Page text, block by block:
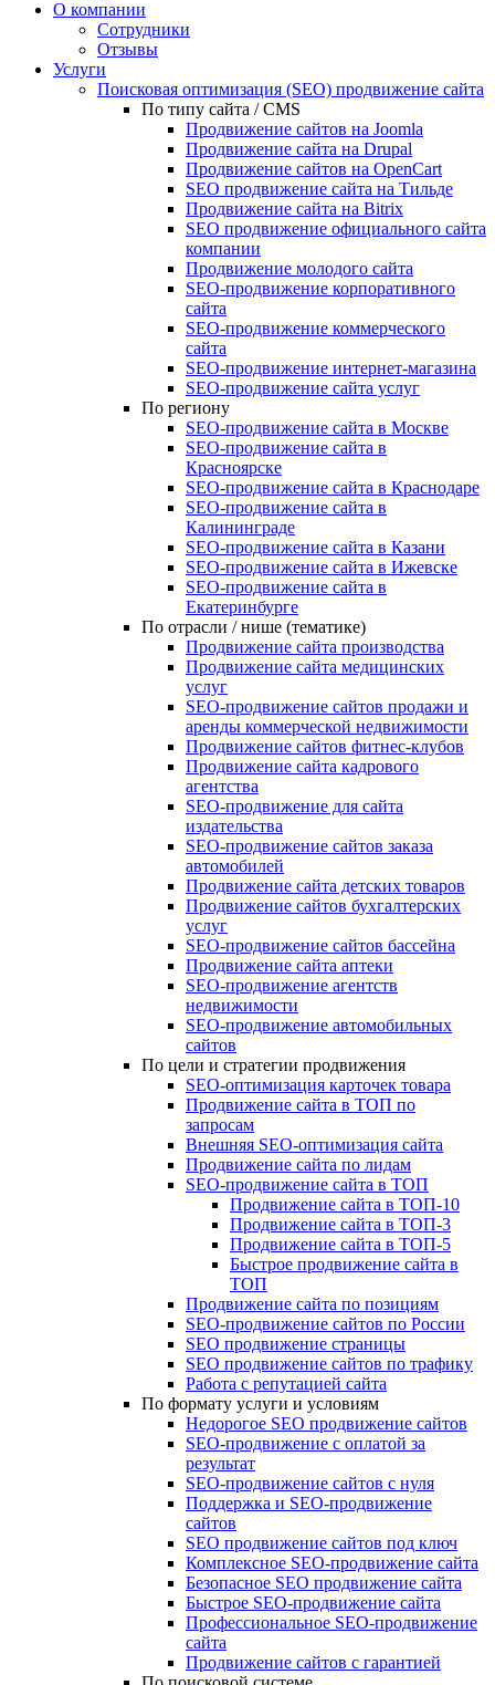
О компании
Сотрудники
Отзывы
Услуги
Поисковая оптимизация (SEO) продвижение сайта
По типу сайта / CMS
Продвижение сайтов на Joomla
Продвижение сайта на Drupal
Продвижение сайтов на OpenCart
SEO продвижение сайта на Тильде
Продвижение сайта на Bitrix
SEO продвижение официального сайта
компании
Продвижение молодого сайта
SEO-продвижение корпоративного
сайта
SEO-продвижение коммерческого
сайта
SEO-продвижение интернет-магазина
SEO‑продвижение сайта услуг
По региону
SEO-продвижение сайта в Москве
SEO-продвижение сайта в
Красноярске
SEO-продвижение сайта в Краснодаре
SEO-продвижение сайта в
Калининграде
SEO-продвижение сайта в Казани
SEO-продвижение сайта в Ижевске
SEO-продвижение сайта в
Екатеринбурге
По отрасли / нише (тематике)
Продвижение сайта производства
Продвижение сайта медицинских
услуг
SEO-продвижение сайтов продажи и
аренды коммерческой недвижимости
Продвижение сайтов фитнес-клубов
Продвижение сайта кадрового
агентства
SEO-продвижение для сайта
издательства
SEO-продвижение сайтов заказа
автомобилей
Продвижение сайта детских товаров
Продвижение сайтов бухгалтерских
услуг
SEO-продвижение сайтов бассейна
Продвижение сайта аптеки
SEO-продвижение агентств
недвижимости
SEO-продвижение автомобильных
сайтов
По цели и стратегии продвижения
SEO-оптимизация карточек товара
Продвижение сайта в ТОП по
запросам
Внешняя SEO-оптимизация сайта
Продвижение сайта по лидам
SEO-продвижение сайта в ТОП
Продвижение сайта в ТОП-10
Продвижение сайта в ТОП-3
Продвижение сайта в ТОП-5
Быстрое продвижение сайта в
ТОП
Продвижение сайта по позициям
SEO-продвижение сайтов по России
SEO продвижение страницы
SEO продвижение сайтов по трафику
Работа с репутацией сайта
По формату услуги и условиям
Недорогое SEO продвижение сайтов
SEO-продвижение с оплатой за
результат
SEO-продвижение сайтов с нуля
Поддержка и SEO-продвижение
сайтов
SEO продвижение сайтов под ключ
Комплексное SEO-продвижение сайта
Безопасное SEO продвижение сайта
Быстрое SEO-продвижение сайта
Профессиональное SEO-продвижение
сайта
Продвижение сайтов с гарантией